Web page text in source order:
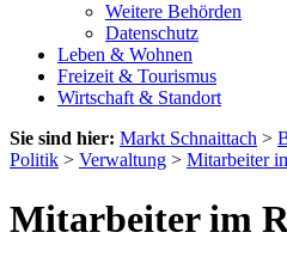
Weitere Behörden
Datenschutz
Leben & Wohnen
Freizeit & Tourismus
Wirtschaft & Standort
Sie sind hier: Markt Schnaittach >
Politik > Verwaltung > Mitarbeiter
Mitarbeiter im